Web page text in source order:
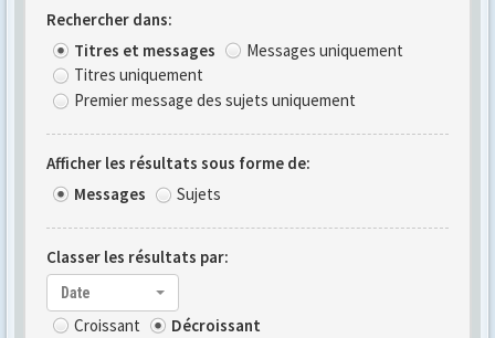
Rechercher dans:
Titres et messages
Messages uniquement
Titres uniquement
Premier message des sujets uniquement
Afficher les résultats sous forme de:
Messages
Sujets
Classer les résultats par:
Date
Croissant Décroissant